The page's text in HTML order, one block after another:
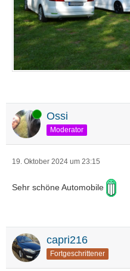
Online Ossi
Moderator
19. Oktober 2024 um 23:15
Sehr schöne Automobile
capri216
Fortgeschrittener